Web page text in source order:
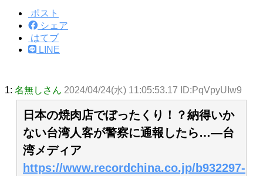
ポスト
シェア
はてブ
LINE
1: 名無しさん 2024/04/24(水) 11:05:53.17 ID:PqVpyUIw9
日本の焼肉店でぼったくり！？納得いか
ない台湾人客が警察に通報したら…―台
湾メディア
https://www.recordchina.co.jp/b932297-